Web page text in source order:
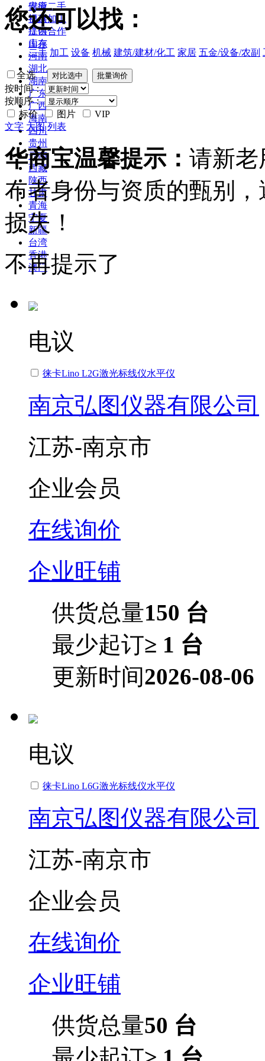
安徽
福建
江西
山东
河南
湖北
湖南
广东
广西
海南
四川
贵州
云南
西藏
陕西
甘肃
青海
宁夏
新疆
台湾
香港
澳门
供应二手
提供加工
提供合作
库存
您还可以找：
二手 加工 设备 机械 建筑/建材/化工 家居 五金/设备/农副
全选
按时间：
按顺序：
标价
图片
VIP
文字 大图 列表
华商宝温馨提示： 请新老
布者身份与资质的甄别
损失！
不再提示了
电议
徕卡Lino L2G激光标线仪水平仪
南京弘图仪器有限公司
江苏-南京市
企业会员
在线询价
企业旺铺
供货总量150 台
最少起订≥ 1 台
更新时间2026-08-06
电议
徕卡Lino L6G激光标线仪水平仪
南京弘图仪器有限公司
江苏-南京市
企业会员
在线询价
企业旺铺
供货总量50 台